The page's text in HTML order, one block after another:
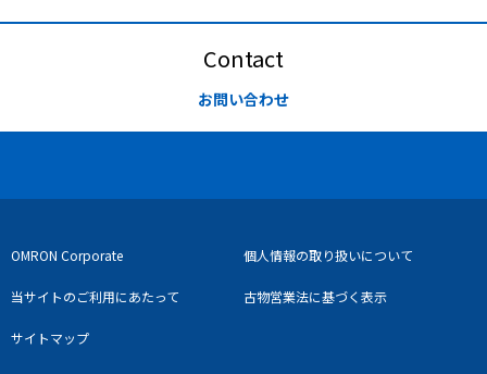
Contact
お問い合わせ
OMRON Corporate 個人情報の取り扱いについて
当サイトのご利用にあたって 古物営業法に基づく表示
サイトマップ